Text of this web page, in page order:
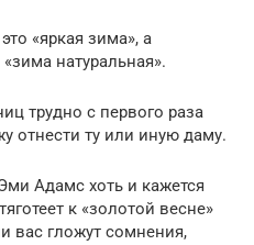
«яркая зима», а
натуральная».
трудно с первого раза
отнести ту или иную даму.
Адамс хоть и кажется
к «золотой весне»
вас гложут сомнения,